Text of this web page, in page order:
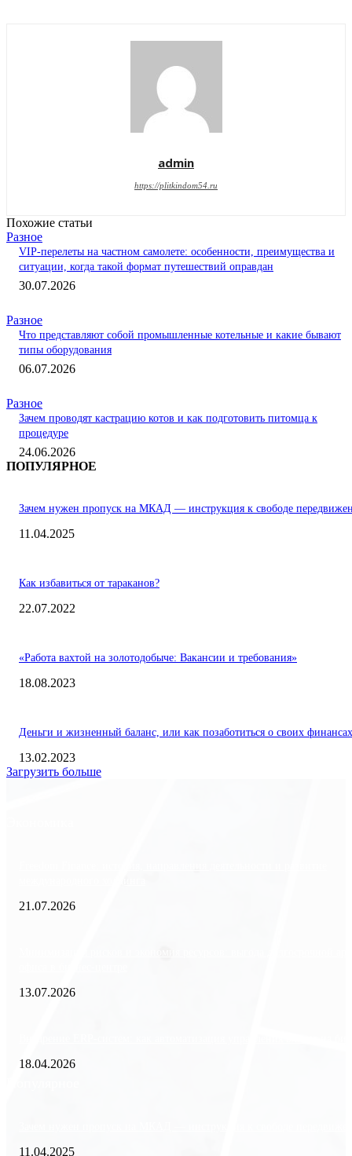
admin
https://plitkindom54.ru
Похожие статьи
Разное
VIP-перелеты на частном самолете: особенности, преимущества и
ситуации, когда такой формат путешествий оправдан
30.07.2026
Разное
Что представляют собой промышленные котельные и какие бывают
типы оборудования
06.07.2026
Разное
Зачем проводят кастрацию котов и как подготовить питомца к
процедуре
24.06.2026
ПОПУЛЯРНОЕ
Зачем нужен пропуск на МКАД — инструкция к свободе
11.04.2025
Как избавиться от тараканов?
22.07.2022
«Работа вахтой на золотодобыче: Вакансии и требования»
18.08.2023
Деньги и жизненный баланс, или как позаботиться о своих финансах
13.02.2023
Загрузить больше
21.07.2026
13.07.2026
18.04.2026
11.04.2025